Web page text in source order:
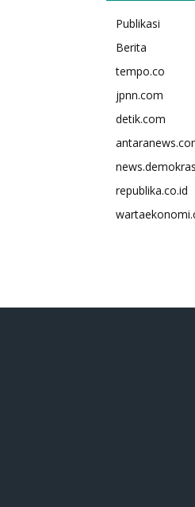
Publikasi
Berita
tempo.co
jpnn.com
detik.com
republika.co.id